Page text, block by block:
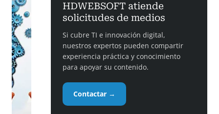
HDWEBSOFT atiende
solicitudes de medios
Si cubre TI e innovación digital,
nuestros expertos pueden compartir
experiencia práctica y conocimiento
para apoyar su contenido.
Contactar →